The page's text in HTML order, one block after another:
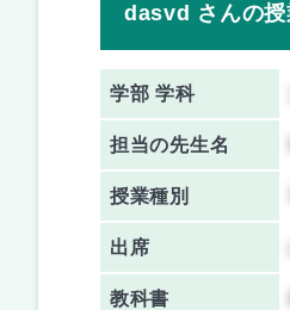
dasvd さんの授
学部 学科
担当の先生名
授業種別
出席
教科書